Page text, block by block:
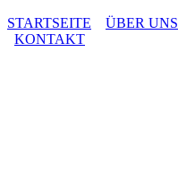
STARTSEITE ÜBER UNS
KONTAKT